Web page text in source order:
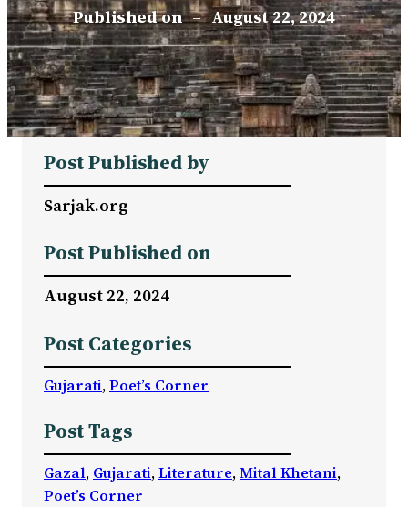
Published on – August 22, 2024
Post Published by
Sarjak.org
Post Published on
August 22, 2024
Post Categories
Gujarati, Poet’s Corner
Post Tags
Gazal, Gujarati, Literature, Mital Khetani
Poet’s Corner